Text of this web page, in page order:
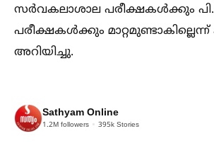
സർവകലാശാല പരീക്ഷകള്‍ക്കും
പരീക്ഷകള്‍ക്കും
അറിയിച്ചു.
Sathyam Online
1.2M followers 395k Stories